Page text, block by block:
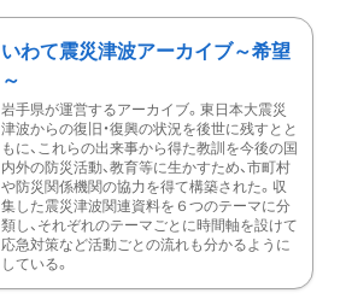
いわて震災津波アーカイブ～希望
～
岩手県が運営するアーカイブ。東日本大震災
津波からの復旧・復興の状況を後世に残すとと
もに、これらの出来事から得た教訓を今後の国
内外の防災活動、教育等に生かすため、市町村
や防災関係機関の協力を得て構築された。収
集した震災津波関連資料を６つのテーマに分
類し、それぞれのテーマごとに時間軸を設けて
応急対策など活動ごとの流れも分かるように
している。